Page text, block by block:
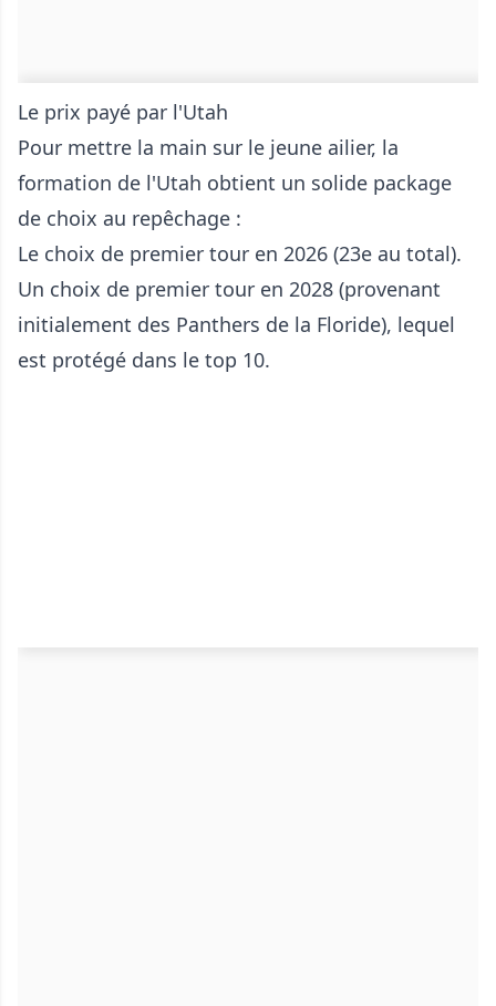
Le prix payé par l'Utah
Pour mettre la main sur le jeune ailier, la
formation de l'Utah obtient un solide package
de choix au repêchage :
Le choix de premier tour en 2026 (23e au total).
Un choix de premier tour en 2028 (provenant
initialement des Panthers de la Floride), lequel
est protégé dans le top 10.